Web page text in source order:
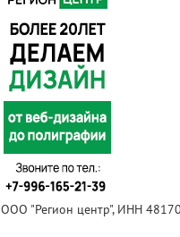
ООО "Регион центр", ИНН